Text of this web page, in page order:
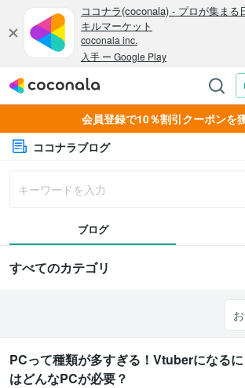
会員登録で10％割引クーポンを
ココナラブログ
ブログ
すべてのカテゴリ
PCって種類が多すぎる！Vtuberになるに
はどんなPCが必要？